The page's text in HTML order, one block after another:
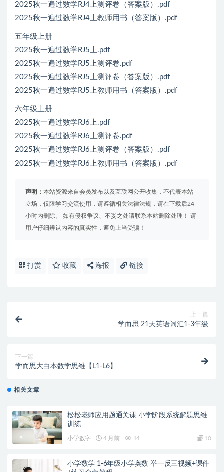
2025秋一遍过数学RJ4上测评卷（答案版）.pdf
2025秋一遍过数学RJ4上教师用书（答案版）.pdf
五年级上册
2025秋一遍过数学RJ5上.pdf
2025秋一遍过数学RJ5上测评卷.pdf
2025秋一遍过数学RJ5上测评卷（答案版）.pdf
2025秋一遍过数学RJ5上教师用书（答案版）.pdf
六年级上册
2025秋一遍过数学RJ6上.pdf
2025秋一遍过数学RJ6上测评卷.pdf
2025秋一遍过数学RJ6上测评卷（答案版）.pdf
2025秋一遍过数学RJ6上教师用书（答案版）.pdf
声明： 本站资源来自会员发布以及互联网公开收集，不代表本站
立场，仅限学习交流使用，请遵循相关法律法规，请在下载后24
小时内删除。 如有侵权争议、不妥之处请联系本站删除处理！ 请
用户仔细辨认内容的真实性，避免上当受骗！
打赏 收藏 海报 链接
上一篇
学而思 21天英语词汇1-3年级
下一篇
学而思大白本数学思维【L1-L6】
相关文章
松松老师应用题通关课 小学阶段系统解题思维
训练
小学数字 4 月前 14 10
小学数学 1-6年级小学奥数 举一反三视频+课件